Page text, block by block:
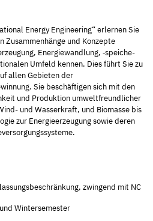
Energy Engineering“ erlernen Sie
Zusammenhänge und Konzepte
Energiewandlung, ‑spei­che­
Umfeld kennen. Dies führt Sie zu
allen Gebieten der
Sie be­schäftigen sich mit den
und Produktion umweltfreundlicher
und Wasserkraft, und Biomasse bis
zur Energieerzeugung sowie deren
zwingend mit NC
Wintersemester